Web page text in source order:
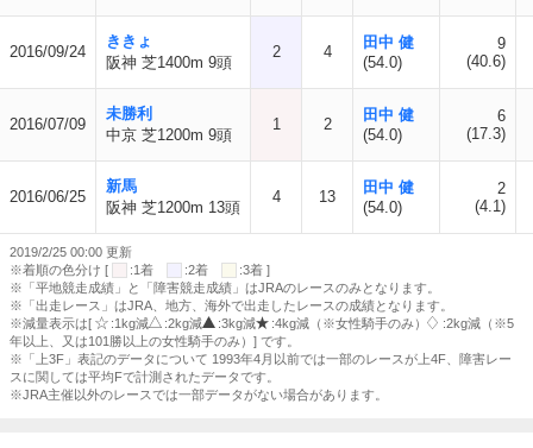
2016/09/24
ききょ
阪神 芝1400m 9頭
2 4
田中 健
(54.0)
9
(40.6)
2016/07/09
未勝利
中京 芝1200m 9頭
1 2
田中 健
(54.0)
6
(17.3)
2016/06/25
新馬
阪神 芝1200m 13頭
4 13
田中 健
(54.0)
2
(4.1)
2019/2/25 00:00 更新
※着順の色分け [
:1着 :2着
:3着 ]
※「平地競走成績」と「障害競走成績」はJRAのレースのみとなります。
※「出走レース」はJRA、地方、海外で出走したレースの成績となります。
※減量表示は[
:1kg減 :2kg減 :3kg減 :4kg減（※女性騎手のみ）
:2kg減（※5
年以上、又は101勝以上の女性騎手のみ）] です。
※「上3F」表記のデータについて 1993年4月以前では一部のレースが上4F、障害レー
スに関しては平均Fで計測されたデータです。
※JRA主催以外のレースでは一部データがない場合があります。